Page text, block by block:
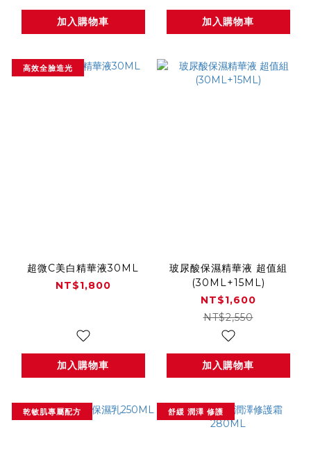
加入購物車 加入購物車
高效全臉造光
超微C美白精華液30ML
NT$1,800
加入購物車
玻尿酸保濕精華液 超值組
(30ML+15ML)
NT$1,600
NT$2,550
加入購物車
乾敏肌專屬配方 舒緩 潤澤 修護